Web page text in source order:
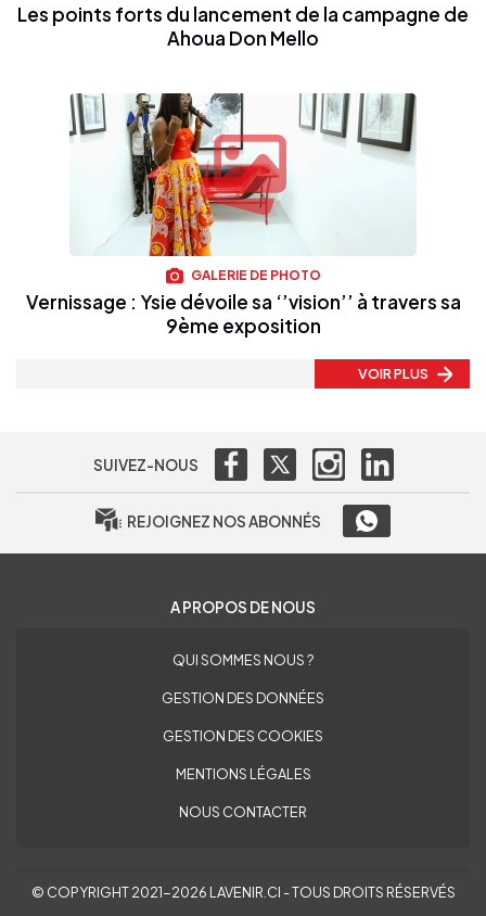
Les points forts du lancement de la campagne de
Ahoua Don Mello
GALERIE DE PHOTO
Vernissage : Ysie dévoile sa ‘’vision’’ à travers sa
9ème exposition
VOIR PLUS
SUIVEZ-NOUS
REJOIGNEZ NOS ABONNÉS
A PROPOS DE NOUS
QUI SOMMES NOUS ?
GESTION DES DONNÉES
GESTION DES COOKIES
MENTIONS LÉGALES
NOUS CONTACTER
© COPYRIGHT 2021-2026 LAVENIR.CI - TOUS DROITS RÉSERVÉS